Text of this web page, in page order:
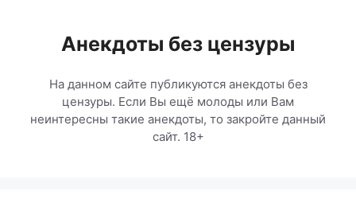
содержимомуАнекдоты без цензуры
На данном сайте публикуются анекдоты без
цензуры. Если Вы ещё молоды или Вам
неинтересны такие анекдоты, то закройте данный
сайт. 18+